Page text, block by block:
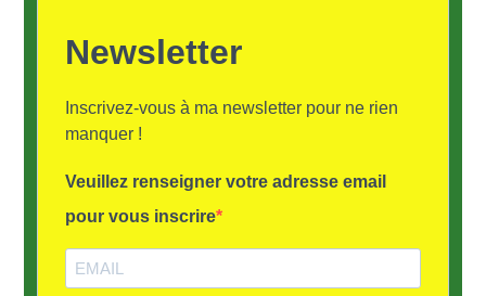
Newsletter
Inscrivez-vous à ma newsletter pour ne rien
manquer !
Veuillez renseigner votre adresse email
pour vous inscrire